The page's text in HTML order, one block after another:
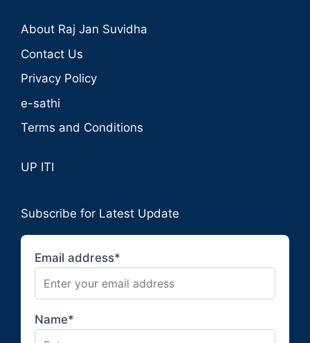
About Raj Jan Suvidha
Contact Us
Privacy Policy
e-sathi
Terms and Conditions
UP ITI
Subscribe for Latest Update
Email address*
Name*